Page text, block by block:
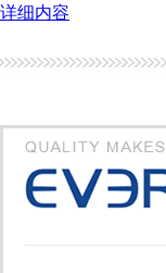
详细内容